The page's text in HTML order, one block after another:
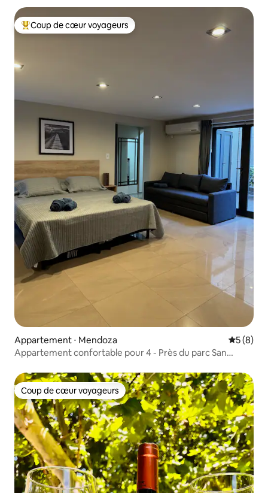
Coups de cœur voyageurs les plus appréciés
Coup de cœur voyageurs
Appartement ⋅ Mendoza
5 (8)
Appartement confortable pour 4 - Près du parc San
Coup de cœur voyageurs
Coup de cœur voyageurs